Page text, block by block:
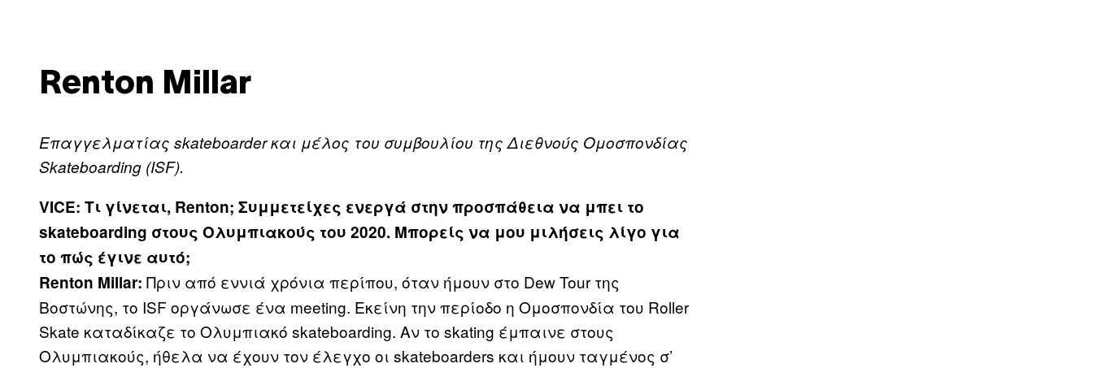
Renton Millar
Επαγγελματίας skateboarderκαι μέλος του συμβουλίου της Διεθνούς Ομοσπονδίας
Skateboarding (ISF).
VICE: Τι γίνεται, Renton; Συμμετείχες ενεργά στην προσπάθεια να μπει το
skateboarding στους Ολυμπιακούς του 2020. Μπορείς να μου μιλήσεις λίγο για
το πώς έγινε αυτό;
Renton Millar: Πριν από εννιά χρόνια περίπου, όταν ήμουν στο Dew Tour της
Βοστώνης, το ISF οργάνωσε ένα meeting. Εκείνη την περίοδο η Ομοσπονδία του Roller
Skate καταδίκαζε το Ολυμπιακό skateboarding. Αν το skating έμπαινε στους
Ολυμπιακούς, ήθελα να έχουν τον έλεγχο οι skateboarders και ήμουν ταγμένος σ’